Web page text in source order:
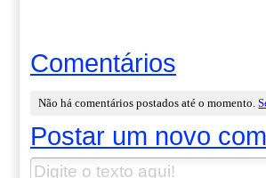
Comentários
Não há comentários postados até o momento.
Postar um novo